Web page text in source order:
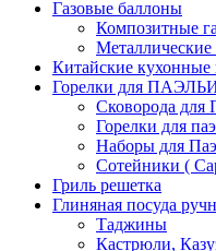
Газовые баллоны
Композитные
Китайские
Горелки для
Сковорода
Горелки для
Наборы для
Сотейники (
Гриль решетка
Глиняная посуда
Таджины
Кастрюли,